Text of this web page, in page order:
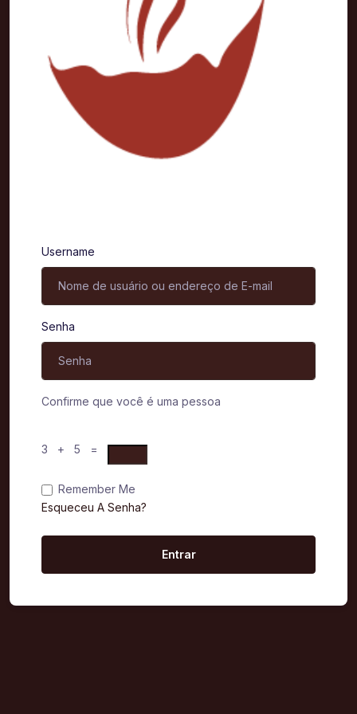
Username
Senha
Confirme que você é uma pessoa
3 + 5 =
Remember Me
Esqueceu A Senha?
Entrar